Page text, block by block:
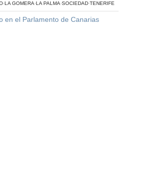
·LA GOMERA·LA PALMA·SOCIEDAD·TENERIFE